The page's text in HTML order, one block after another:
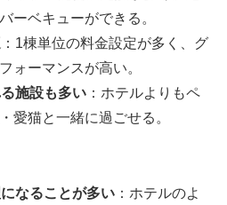
ーベキューができる。
：1棟単位の料金設定が多く、グ
ォーマンスが高い。
施設も多い ：ホテルよりもペ
愛猫と一緒に過ごせる。
なることが多い ：ホテルのよ